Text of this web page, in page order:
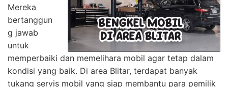
Mereka
bertanggun
g jawab
untuk
memperbaiki dan memelihara mobil agar tetap dalam
kondisi yang baik. Di area Blitar, terdapat banyak
tukang servis mobil yang siap membantu para pemilik